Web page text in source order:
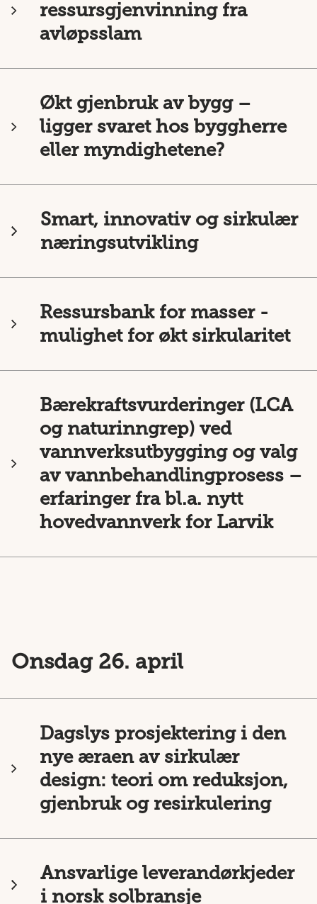
ressursgjenvinning fra
avløpsslam
Økt gjenbruk av bygg –
ligger svaret hos byggherre
eller myndighetene?
Smart, innovativ og sirkulær
næringsutvikling
Ressursbank for masser -
mulighet for økt sirkularitet
Bærekraftsvurderinger (LCA
og naturinngrep) ved
vannverksutbygging og valg
av vannbehandlingprosess –
erfaringer fra bl.a. nytt
hovedvannverk for Larvik
Onsdag 26. april
Dagslys prosjektering i den
nye æraen av sirkulær
design: teori om reduksjon,
gjenbruk og resirkulering
Ansvarlige leverandørkjeder
i norsk solbransje